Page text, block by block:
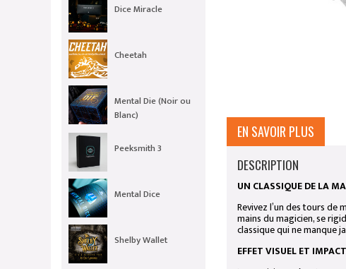
Dice Miracle
Cheetah
Mental Die (Noir ou
Blanc)
Peeksmith 3
Mental Dice
Shelby Wallet
EN SAVOIR PLUS
DESCRIPTION
UN CLASSIQUE DE LA
Revivez l’un des tours
mains du magicien, se
classique qui ne manque
EFFET VISUEL ET